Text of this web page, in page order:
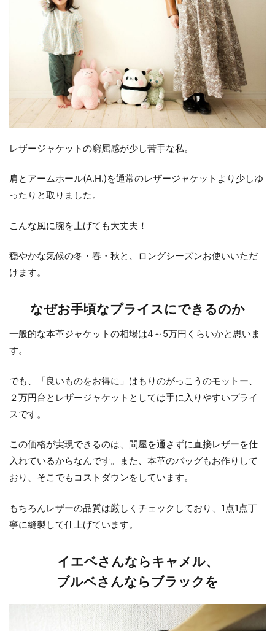
レザージャケットの窮屈感が少し苦手な私。
肩とアームホール(A.H.)を通常のレザージャケットより少しゆ
ったりと取りました。
こんな風に腕を上げても大丈夫！
穏やかな気候の冬・春・秋と、ロングシーズンお使いいただ
けます。
なぜお手頃なプライスにできるのか
一般的な本革ジャケットの相場は4～5万円くらいかと思いま
す。
でも、「良いものをお得に」はもりのがっこうのモットー、
２万円台とレザージャケットとしては手に入りやすいプライ
スです。
この価格が実現できるのは、問屋を通さずに直接レザーを仕
入れているからなんです。また、本革のバッグもお作りして
おり、そこでもコストダウンをしています。
もちろんレザーの品質は厳しくチェックしており、1点1点丁
寧に縫製して仕上げています。
イエベさんならキャメル、
ブルベさんならブラックを